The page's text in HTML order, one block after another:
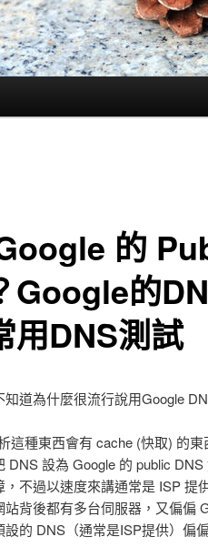
的
Google的
用DNS測試
知道為什麼很流行說用Google
這種東西會有 cache (快取) 的
DNS 設為 Google 的 public
，不過以速度來講通常是 ISP 提
站背後都有多台伺服器，又偏偏
設的 DNS（通常是ISP提供）偏